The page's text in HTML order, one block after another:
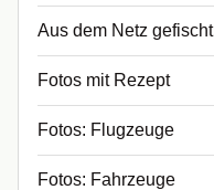
Aus dem Netz gefischt
Fotos mit Rezept
Fotos: Flugzeuge
Fotos: Fahrzeuge